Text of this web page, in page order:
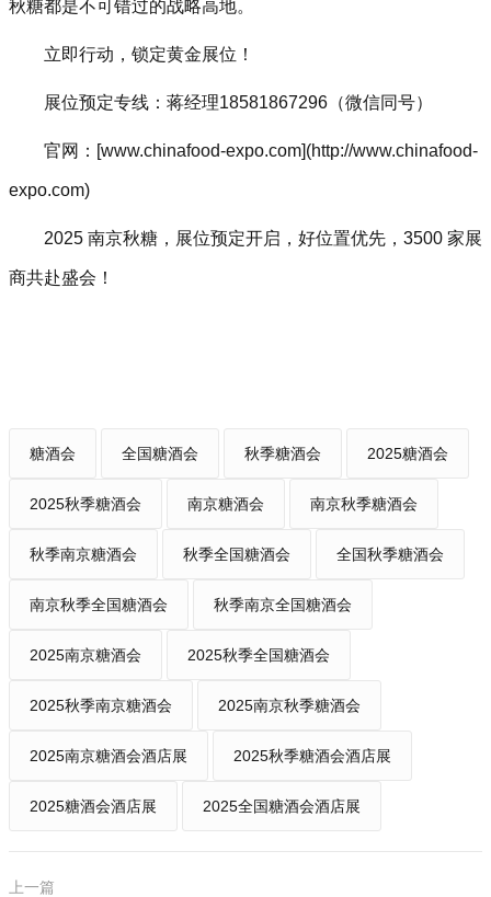
秋糖都是不可错过的战略高地。
立即行动，锁定黄金展位！
展位预定专线：蒋经理18581867296（微信同号）
官网：[www.chinafood-expo.com](http://www.chinafood-
expo.com)
2025 南京秋糖，展位预定开启，好位置优先，3500 家展
商共赴盛会！
糖酒会 全国糖酒会 秋季糖酒会 2025糖酒会
2025秋季糖酒会 南京糖酒会 南京秋季糖酒会
秋季南京糖酒会 秋季全国糖酒会 全国秋季糖酒会
南京秋季全国糖酒会 秋季南京全国糖酒会
2025南京糖酒会 2025秋季全国糖酒会
2025秋季南京糖酒会 2025南京秋季糖酒会
2025南京糖酒会酒店展 2025秋季糖酒会酒店展
2025糖酒会酒店展 2025全国糖酒会酒店展
上一篇